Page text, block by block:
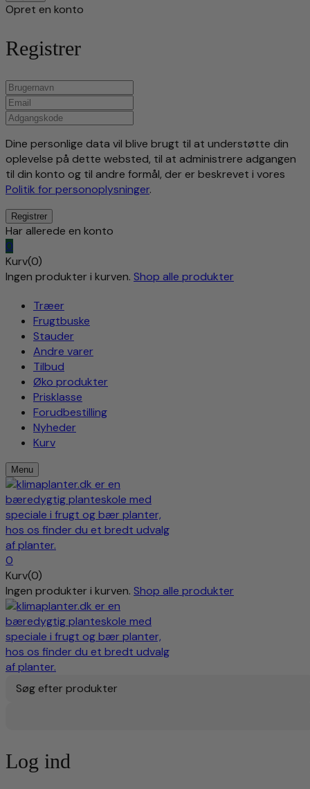
Opret en konto
Registrer
Dine personlige data vil blive brugt til at understøtte din
oplevelse på dette websted, til at administrere adgangen
til din konto og til andre formål, der er beskrevet i vores
Politik for personoplysninger.
Har allerede en konto
0
Kurv(0)
Ingen produkter i kurven. Shop alle produkter
Træer
Frugtbuske
Stauder
Andre varer
Tilbud
Øko produkter
Prisklasse
Forudbestilling
Nyheder
Kurv
Menu
0
Kurv(0)
Ingen produkter i kurven. Shop alle produkter
Søg efter produkter
Log ind